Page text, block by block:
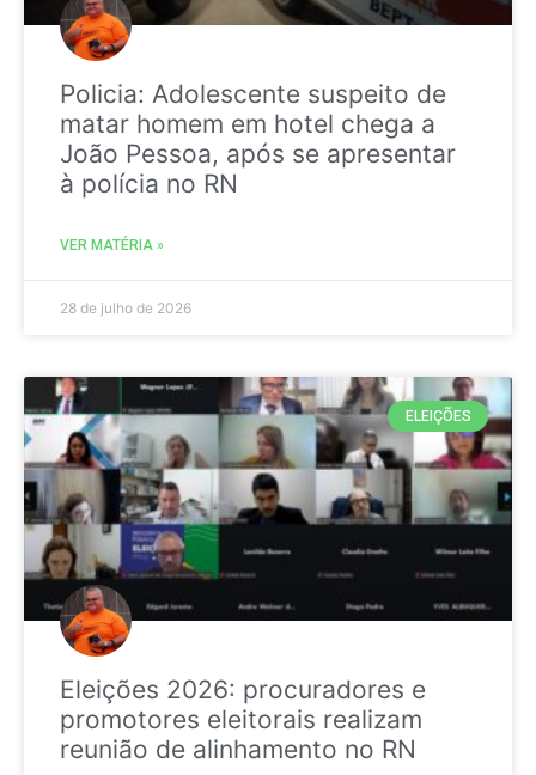
Policia: Adolescente suspeito de
matar homem em hotel chega a
João Pessoa, após se apresentar
à polícia no RN
VER MATÉRIA »
28 de julho de 2026
ELEIÇÕES
Eleições 2026: procuradores e
promotores eleitorais realizam
reunião de alinhamento no RN